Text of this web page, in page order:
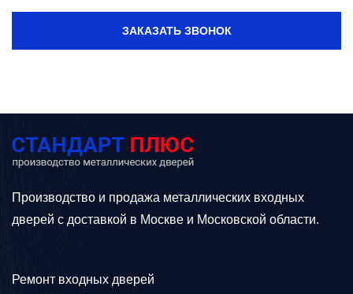
ЗАКАЗАТЬ ЗВОНОК
Производство и продажа металлических входных
дверей с доставкой в Москве и Московской области.
Ремонт входных дверей